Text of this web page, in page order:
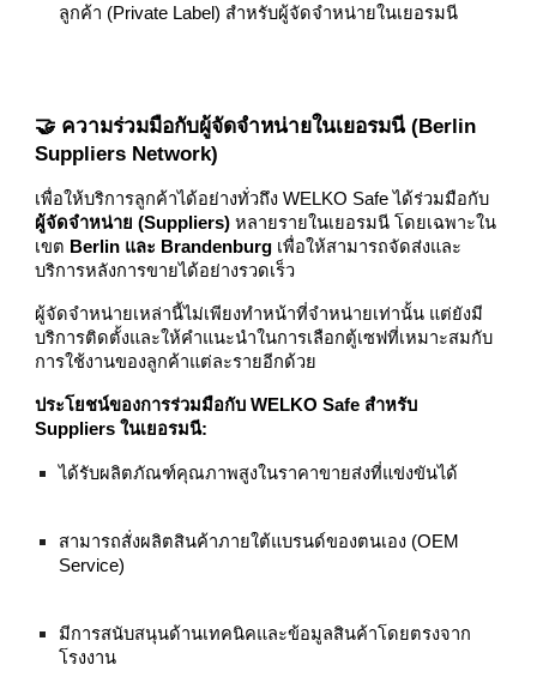
ลูกค้า (Private Label) สำหรับผู้จัดจำหน่ายในเยอรมนี
🤝 ความร่วมมือกับผู้จัดจำหน่ายในเยอรมนี (Berlin
Suppliers Network)
เพื่อให้บริการลูกค้าได้อย่างทั่วถึง WELKO Safe ได้ร่วมมือกับ
ผู้จัดจำหน่าย (Suppliers) หลายรายในเยอรมนี โดยเฉพาะใน
เขต Berlin และ Brandenburg เพื่อให้สามารถจัดส่งและ
บริการหลังการขายได้อย่างรวดเร็ว
ผู้จัดจำหน่ายเหล่านี้ไม่เพียงทำหน้าที่จำหน่ายเท่านั้น แต่ยังมี
บริการติดตั้งและให้คำแนะนำในการเลือกตู้เซฟที่เหมาะสมกับ
การใช้งานของลูกค้าแต่ละรายอีกด้วย
ประโยชน์ของการร่วมมือกับ WELKO Safe สำหรับ
Suppliers ในเยอรมนี:
ได้รับผลิตภัณฑ์คุณภาพสูงในราคาขายส่งที่แข่งขันได้
สามารถสั่งผลิตสินค้าภายใต้แบรนด์ของตนเอง (OEM
Service)
มีการสนับสนุนด้านเทคนิคและข้อมูลสินค้าโดยตรงจาก
โรงงาน